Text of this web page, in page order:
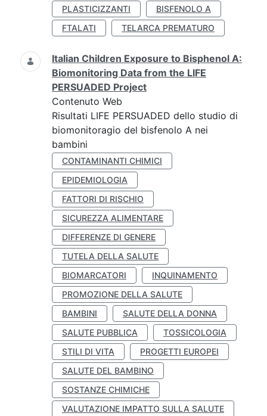
PLASTICIZZANTI
BISFENOLO A
FTALATI
TELARCA PREMATURO
Italian Children Exposure to Bisphenol A:
Biomonitoring Data from the LIFE
PERSUADED Project
Contenuto Web
Risultati LIFE PERSUADED dello studio di
biomonitoragio del bisfenolo A nei
bambini
CONTAMINANTI CHIMICI
EPIDEMIOLOGIA
FATTORI DI RISCHIO
SICUREZZA ALIMENTARE
DIFFERENZE DI GENERE
TUTELA DELLA SALUTE
BIOMARCATORI
INQUINAMENTO
PROMOZIONE DELLA SALUTE
BAMBINI
SALUTE DELLA DONNA
SALUTE PUBBLICA
TOSSICOLOGIA
STILI DI VITA
PROGETTI EUROPEI
SALUTE DEL BAMBINO
SOSTANZE CHIMICHE
VALUTAZIONE IMPATTO SULLA SALUTE